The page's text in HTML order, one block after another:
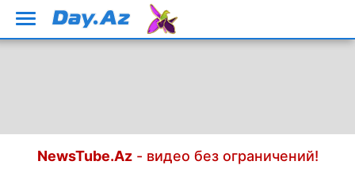
NewsTube.Az- видео без ограничений!